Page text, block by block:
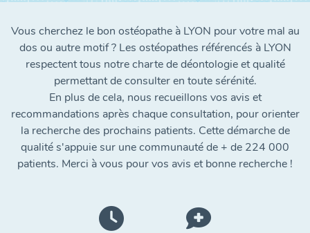
Vous cherchez le bon ostéopathe à LYON pour votre mal au
dos ou autre motif ? Les ostéopathes référencés à LYON
respectent tous notre charte de déontologie et qualité
permettant de consulter en toute sérénité.
En plus de cela, nous recueillons vos avis et
recommandations après chaque consultation, pour orienter
la recherche des prochains patients. Cette démarche de
qualité s'appuie sur une communauté de + de 224 000
patients. Merci à vous pour vos avis et bonne recherche !